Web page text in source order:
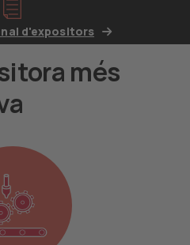
d'expositors
més